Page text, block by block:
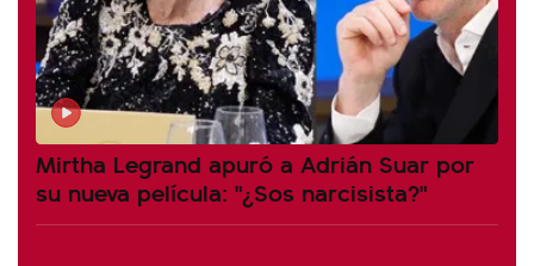
Mirtha Legrand apuró a Adrián Suar por
su nueva película: "¿Sos narcisista?"